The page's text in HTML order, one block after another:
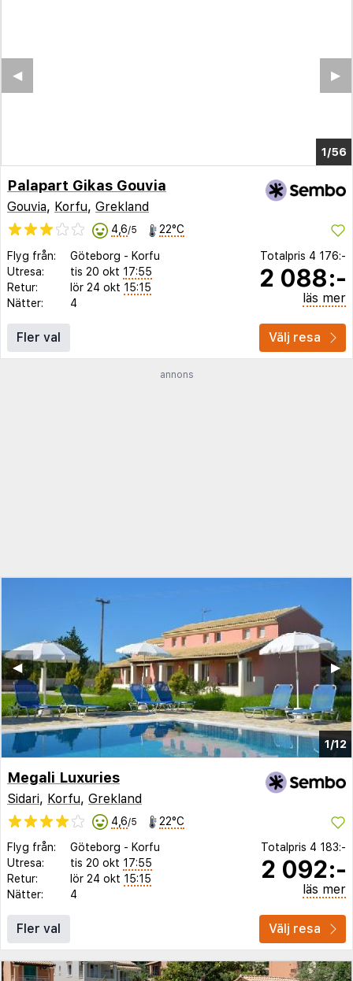
1/52
▶︎
◀︎
Palapart Gikas Gouvia
Gouvia, Korfu, Grekland
4,6/5 22°C
Flyg från: Göteborg - Korfu
Utresa:
tis 20 okt 17:55
Retur:
lör 24 okt 15:15
Nätter:
4
Totalpris 4 176:-
2 088:-
läs mer
Fler val Välj resa
annons
1/12
▶︎
◀︎
Megali Luxuries
Sidari, Korfu, Grekland
4,6/5 22°C
Flyg från: Göteborg - Korfu
Utresa:
tis 20 okt 17:55
Retur:
lör 24 okt 15:15
Nätter:
4
Totalpris 4 183:-
2 092:-
läs mer
Fler val Välj resa